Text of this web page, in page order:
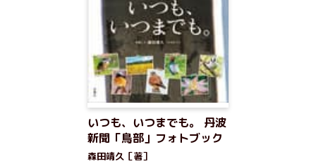
いつも、いつまでも。 丹波
新聞「鳥部」フォトブック
森田靖久［著］